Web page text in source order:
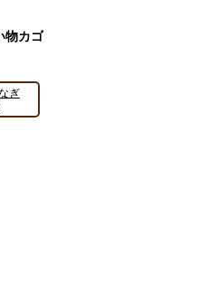
物カゴ
ぎ